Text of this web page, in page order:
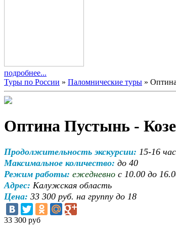
подробнее...
Туры по России » Паломнические туры »
Оптина Пустынь -
Продолжительность экскурсии: 15-16
Максимальное количество: до 40
Режим работы: ежедневно с 10.00 до
Адрес: Калужская область
Цена: 33 300 руб. на группу до 18
33 300 руб